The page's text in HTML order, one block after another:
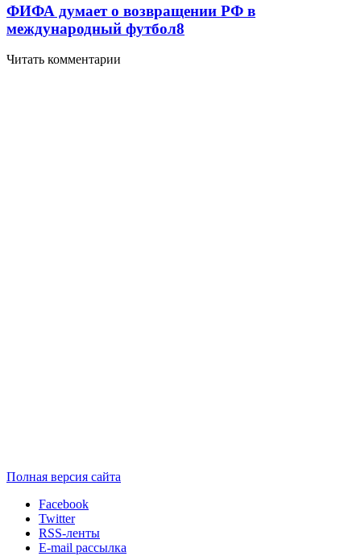
ФИФА думает о возвращении РФ в
международный футбол8
Читать комментарии
Полная версия сайта
Facebook
Twitter
RSS-ленты
E-mail рассылка